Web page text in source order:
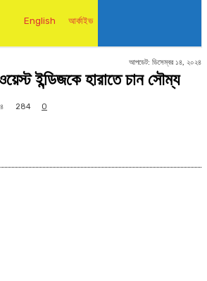
English আর্কাইভ
আপডেট: ডিসেম্বর ১৪, ২০২৪
ইন্ডিজকে হারাতে চান সৌম্য
284 0